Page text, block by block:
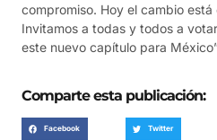
compromiso. Hoy el cambio está
Invitamos a todas y todos a
este nuevo capítulo para
Comparte esta publicación:
Facebook Twitter